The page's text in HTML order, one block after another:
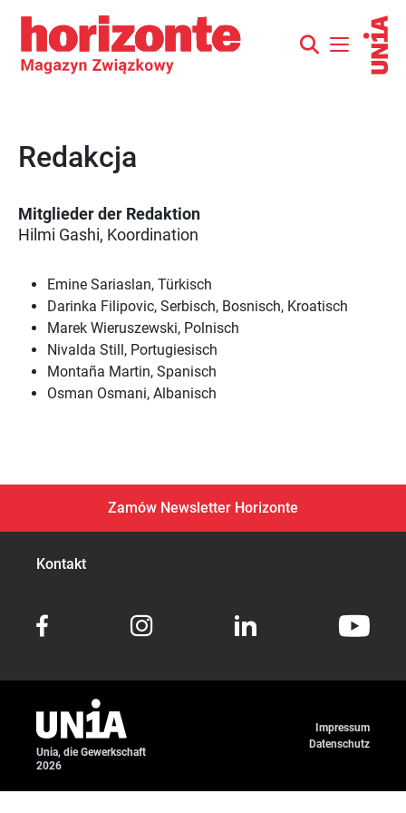
Redakcja
Mitglieder der Redaktion
Hilmi Gashi, Koordination
Emine Sariaslan, Türkisch
Darinka Filipovic, Serbisch, Bosnisch, Kroatisch
Marek Wieruszewski, Polnisch
Nivalda Still, Portugiesisch
Montaña Martin, Spanisch
Osman Osmani, Albanisch
Zamów Newsletter Horizonte
Kontakt
Unia, die Gewerkschaft
2026
Impressum
Datenschutz